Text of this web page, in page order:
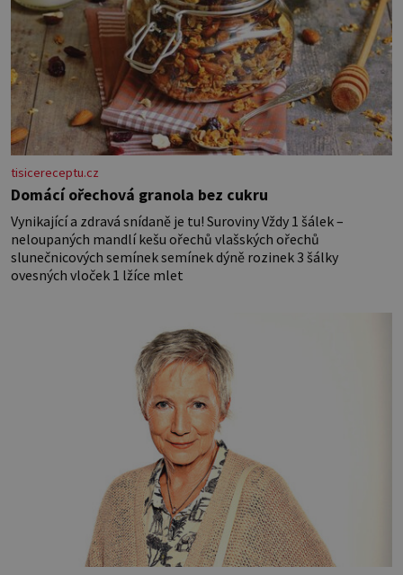
tisicereceptu.cz
Domácí ořechová granola bez cukru
Vynikající a zdravá snídaně je tu! Suroviny Vždy 1 šálek –
neloupaných mandlí kešu ořechů vlašských ořechů
slunečnicových semínek semínek dýně rozinek 3 šálky
ovesných vloček 1 lžíce mlet